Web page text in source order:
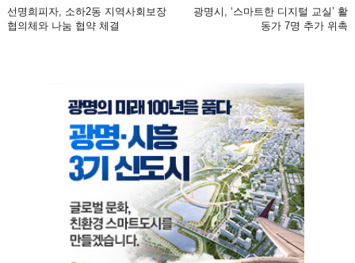
광명시, ‘스마트한 디지털 교실’ 활
동가 7명 추가 위촉
선명희피자, 소하2동 지역사회보장
협의체와 나눔 협약 체결